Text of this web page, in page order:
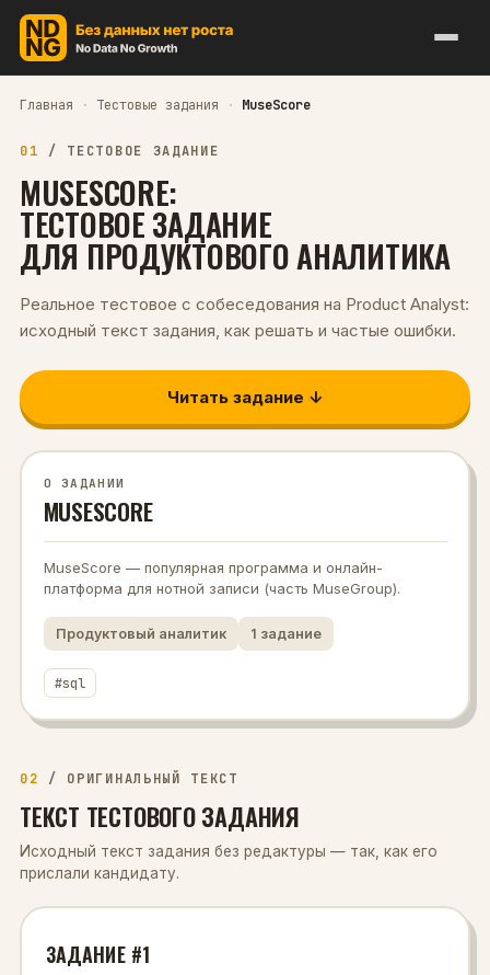
Главная · Тестовые задания · MuseScore
01 / ТЕСТОВОЕ ЗАДАНИЕ
MUSESCORE:
ТЕСТОВОЕ ЗАДАНИЕ
ДЛЯ ПРОДУКТОВОГО АНАЛИТИКА
Реальное тестовое с собеседования на Product Analyst:
исходный текст задания, как решать и частые ошибки.
Читать задание ↓
О ЗАДАНИИ
MUSESCORE
MuseScore — популярная программа и онлайн-
платформа для нотной записи (часть MuseGroup).
Продуктовый аналитик 1 задание
#sql
02 / ОРИГИНАЛЬНЫЙ ТЕКСТ
ТЕКСТ ТЕСТОВОГО ЗАДАНИЯ
Исходный текст задания без редактуры — так, как его
прислали кандидату.
ЗАДАНИЕ #1